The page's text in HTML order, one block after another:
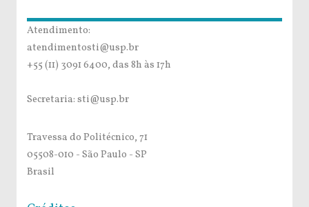
Atendimento:
atendimentosti@usp.br
+55 (11) 3091 6400, das 8h às 17h
Secretaria: sti@usp.br
Travessa do Politécnico, 71
05508-010 - São Paulo - SP
Brasil